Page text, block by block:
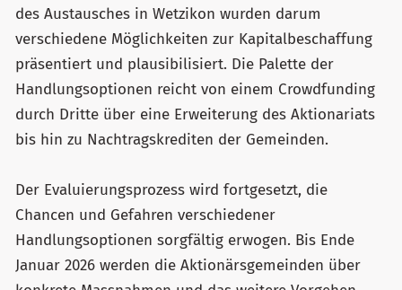
des Austausches in Wetzikon wurden darum
verschiedene Möglichkeiten zur Kapitalbeschaffung
präsentiert und plausibilisiert. Die Palette der
Handlungsoptionen reicht von einem Crowdfunding
durch Dritte über eine Erweiterung des Aktionariats
bis hin zu Nachtragskrediten der Gemeinden.
Der Evaluierungsprozess wird fortgesetzt, die
Chancen und Gefahren verschiedener
Handlungsoptionen sorgfältig erwogen. Bis Ende
Januar 2026 werden die Aktionärsgemeinden über